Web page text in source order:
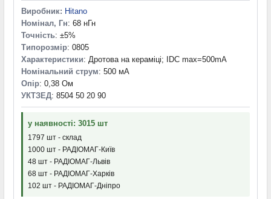
Виробник: Hitano
Номінал, Гн: 68 нГн
Точність: ±5%
Типорозмір: 0805
Характеристики: Дротова на кераміці; IDC max=500mA
Номінальний струм: 500 мА
Опір: 0,38 Ом
УКТЗЕД: 8504 50 20 90
у наявності: 3015 шт
1797 шт - склад
1000 шт - РАДІОМАГ-Київ
48 шт - РАДІОМАГ-Львів
68 шт - РАДІОМАГ-Харків
102 шт - РАДІОМАГ-Дніпро